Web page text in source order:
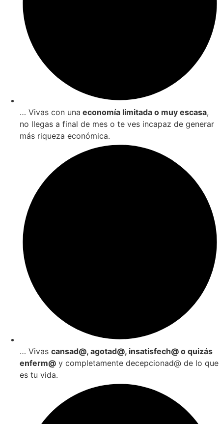
… Vivas con una economía limitada o muy escasa,
no llegas a final de mes o te ves incapaz de generar
más riqueza económica.
… Vivas cansad@, agotad@, insatisfech@ o quizás
enferm@ y completamente decepcionad@ de lo que
es tu vida.